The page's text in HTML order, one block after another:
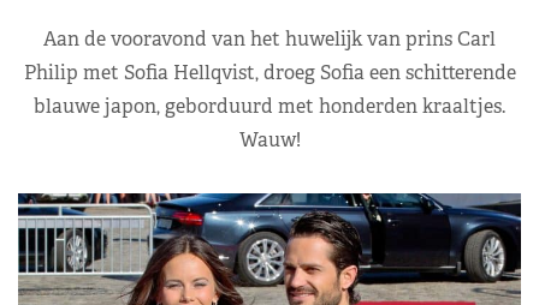
Aan de vooravond van het huwelijk van prins Carl
Philip met Sofia Hellqvist, droeg Sofia een schitterende
blauwe japon, geborduurd met honderden kraaltjes.
Wauw!